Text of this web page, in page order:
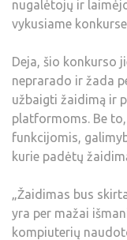
nugalėtojų ir
vykusiame
Deja, šio konkurso
neprarado ir žada
užbaigti žaidimą ir
platformoms. Be
funkcijomis,
kurie padėtų
„Žaidimas bus
yra per mažai
kompiuterių